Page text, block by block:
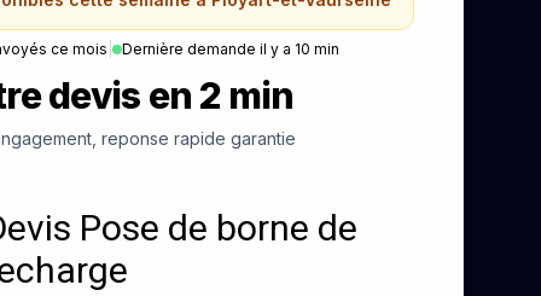
ce mois Dernière demande il y a 10 min
devis en 2 min
reponse rapide garantie
Pose de borne de